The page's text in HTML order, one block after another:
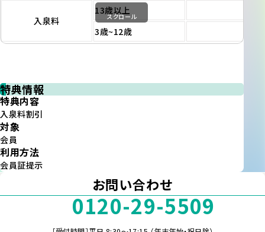
入泉料
13歳以上
3歳~12歳
スクロール
特典情報
特典内容
入泉料割引
対象
会員
利用方法
会員証提示
お問い合わせ
0120-29-5509